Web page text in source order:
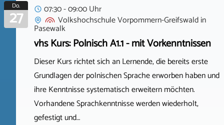
Do.
27
07:30 - 09:00 Uhr
Volkshochschule Vorpommern-Greifswaldin
Pasewalk
vhs Kurs: Polnisch A1.1 - mit Vorkenntnissen
Dieser Kurs richtet sich an Lernende, die bereits erste
Grundlagen der polnischen Sprache erworben haben und
ihre Kenntnisse systematisch erweitern möchten.
Vorhandene Sprachkenntnisse werden wiederholt,
gefestigt und…